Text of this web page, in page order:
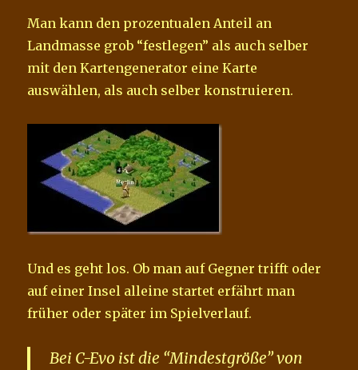
Man kann den prozentualen Anteil an
Landmasse grob “festlegen” als auch selber
mit den Kartengenerator eine Karte
auswählen, als auch selber konstruieren.
Und es geht los. Ob man auf Gegner trifft oder
auf einer Insel alleine startet erfährt man
früher oder später im Spielverlauf.
Bei C-Evo ist die “Mindestgröße” von